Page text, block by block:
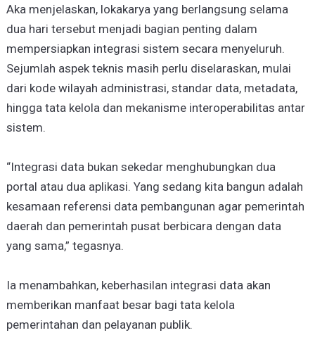
Aka menjelaskan, lokakarya yang berlangsung selama
dua hari tersebut menjadi bagian penting dalam
mempersiapkan integrasi sistem secara menyeluruh.
Sejumlah aspek teknis masih perlu diselaraskan, mulai
dari kode wilayah administrasi, standar data, metadata,
hingga tata kelola dan mekanisme interoperabilitas antar
sistem.
“Integrasi data bukan sekedar menghubungkan dua
portal atau dua aplikasi. Yang sedang kita bangun adalah
kesamaan referensi data pembangunan agar pemerintah
daerah dan pemerintah pusat berbicara dengan data
yang sama,” tegasnya.
Ia menambahkan, keberhasilan integrasi data akan
memberikan manfaat besar bagi tata kelola
pemerintahan dan pelayanan publik.